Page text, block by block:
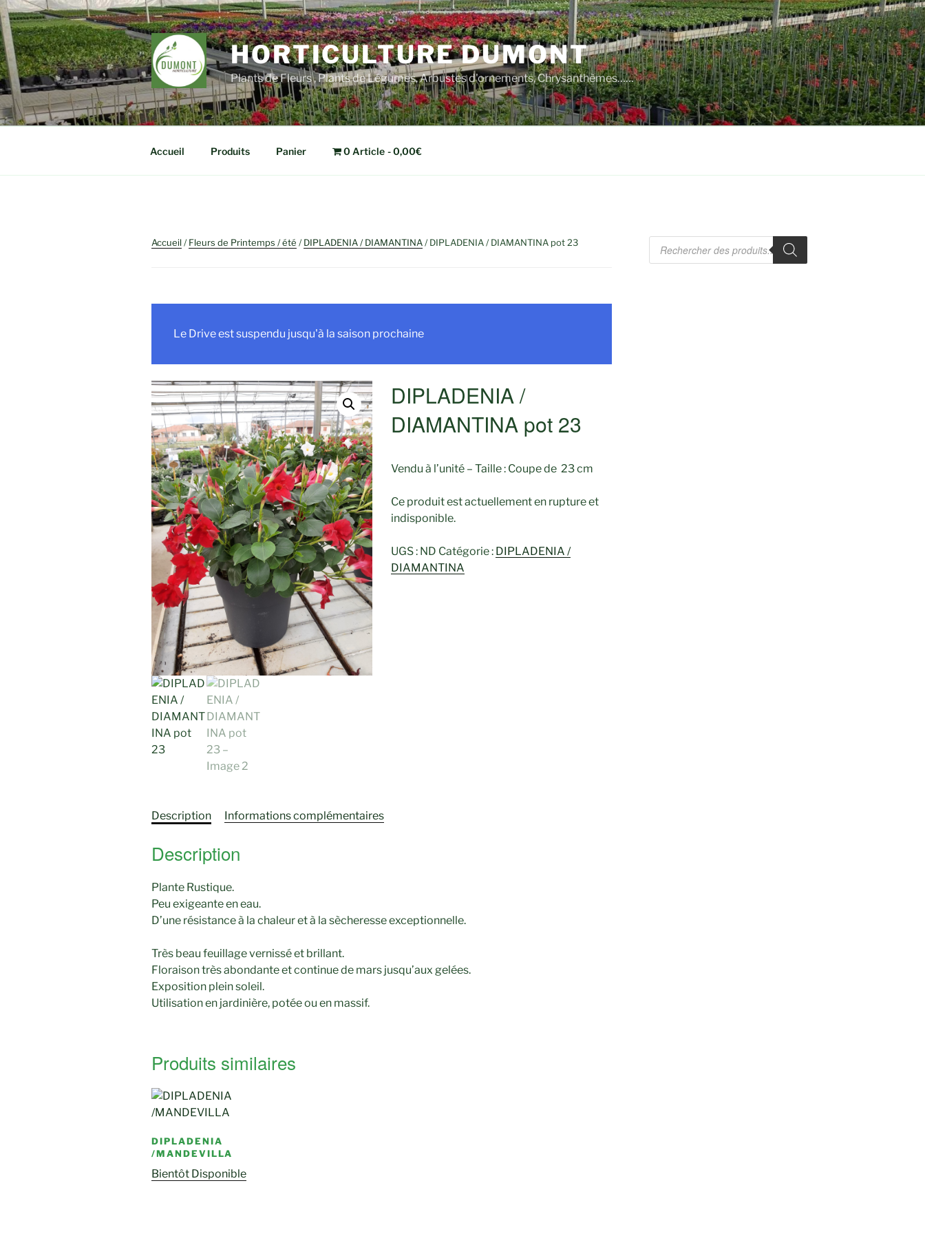
Aller
au
contenu
principal
HORTICULTURE DUMONT
Plants de Fleurs , Plants de Légumes, Arbustes d'ornements, Chrysanthèmes……
Accueil Produits Panier 0 Article 0,00€
Accueil/Fleurs de Printemps / été /DIPLADENIA / DIAMANTINA/ DIPLADENIA / DIAMANTINA pot 23
Le Drive est suspendu jusqu'à la saison prochaine
DIPLADENIA /
DIAMANTINA pot 23
Vendu à l’unité – Taille : Coupe de 23 cm
Ce produit est actuellement en rupture et
indisponible.
UGS : ND Catégorie : DIPLADENIA /
DIAMANTINA
Description Informations complémentaires
Description
Plante Rustique.
Peu exigeante en eau.
D’une résistance à la chaleur et à la sècheresse exceptionnelle.
Très beau feuillage vernissé et brillant.
Floraison très abondante et continue de mars jusqu’aux gelées.
Exposition plein soleil.
Utilisation en jardinière, potée ou en massif.
Produits similaires
DIPLADENIA
/MANDEVILLA
Bientôt Disponible
Recherche